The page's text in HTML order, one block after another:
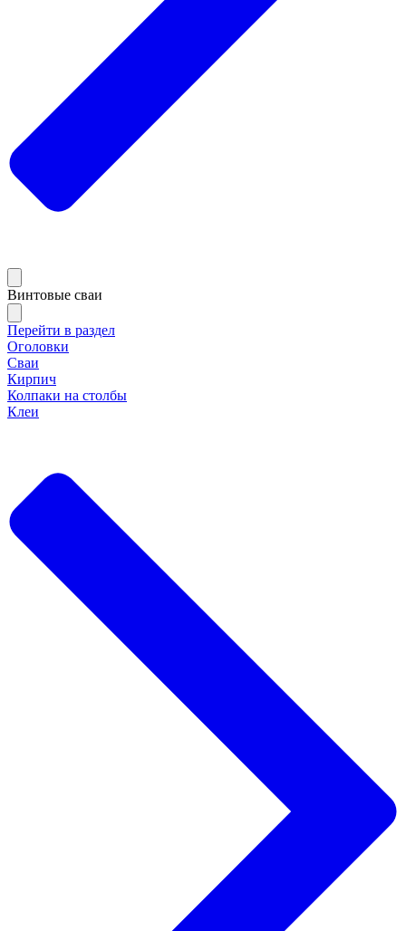
Винтовые сваи
Перейти в раздел
Оголовки
Сваи
Кирпич
Колпаки на столбы
Клеи